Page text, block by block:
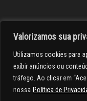
Valorizamos sua
Utilizamos cookies para
exibir anúncios ou
tráfego. Ao clicar em
nossa Política de
><(((º> 17